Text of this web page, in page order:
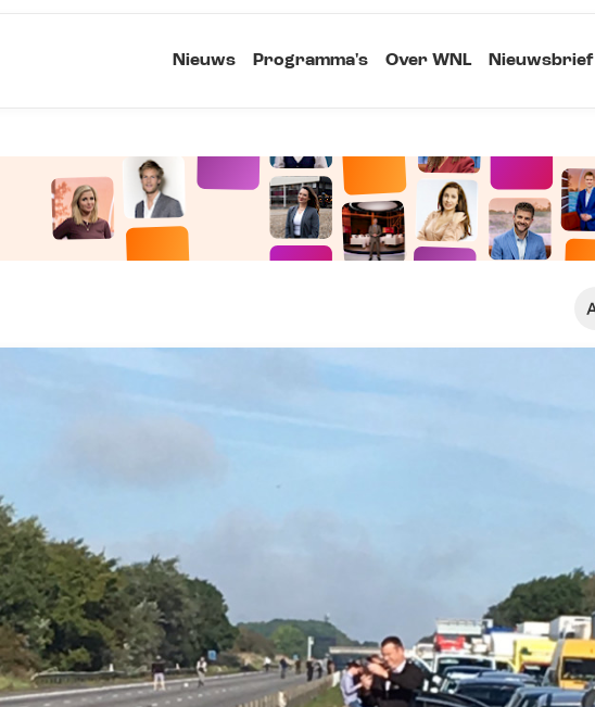
Nieuws Programma's Over WNL Nieuwsbrief